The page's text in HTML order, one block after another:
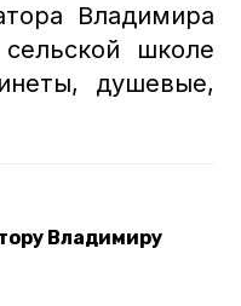
Владимира
школе
душевые,
Владимиру